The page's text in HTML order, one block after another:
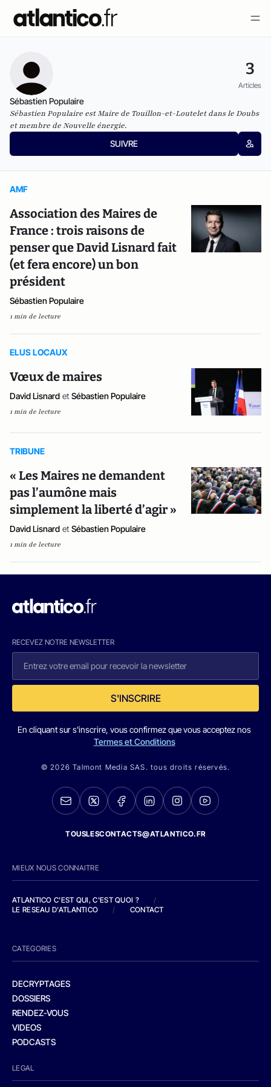
3
Articles
Sébastien Populaire
Sébastien Populaire est Maire de Touillon-et-Loutelet dans le Doubs
et membre de Nouvelle énergie.
SUIVRE
AMF
Association des Maires de
France : trois raisons de
penser que David Lisnard fait
(et fera encore) un bon
président
Sébastien Populaire
1 min de lecture
ELUS LOCAUX
Vœux de maires
David Lisnard et Sébastien Populaire
1 min de lecture
TRIBUNE
« Les Maires ne demandent
pas l’aumône mais
simplement la liberté d’agir »
David Lisnard et Sébastien Populaire
1 min de lecture
RECEVEZ NOTRE NEWSLETTER
S'INSCRIRE
En cliquant sur s'inscrire, vous confirmez que vous acceptez nos
Termes et Conditions
© 2026 Talmont Media SAS. tous droits réservés.
TOUSLESCONTACTS@ATLANTICO.FR
MIEUX NOUS CONNAITRE
ATLANTICO C'EST QUI, C'EST QUOI ?
/
LE RESEAU D'ATLANTICO
/ CONTACT
CATEGORIES
DECRYPTAGES
DOSSIERS
RENDEZ-VOUS
VIDEOS
PODCASTS
LEGAL